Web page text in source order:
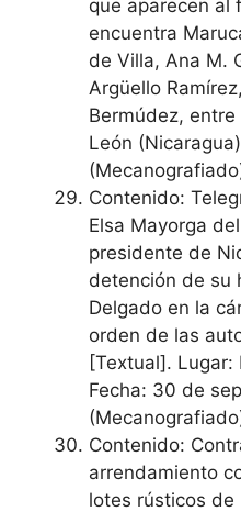
que aparecen al
encuentra
de Villa, Ana M.
Argüello
Bermúdez,
León
Contenido:
Elsa Mayorga
presidente de
detención de su
Delgado en la
orden de las
[Textual]. Lugar:
Fecha: 30 de
Contenido:
arrendamiento
lotes rústicos de